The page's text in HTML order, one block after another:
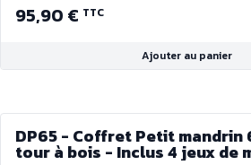
95,90 € TTC
Ajouter au panier
DP65 - Coffret Petit mandrin
tour à bois - Inclus 4 jeux de